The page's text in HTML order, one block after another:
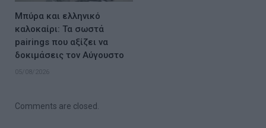
Μπύρα και ελληνικό
καλοκαίρι: Τα σωστά
pairings που αξίζει να
δοκιμάσεις τον Αύγουστο
05/08/2026
Comments are closed.